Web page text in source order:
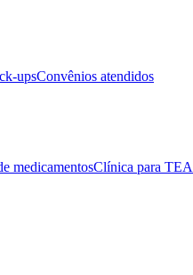
upsConvênios atendidos
medicamentosClínica para TEA